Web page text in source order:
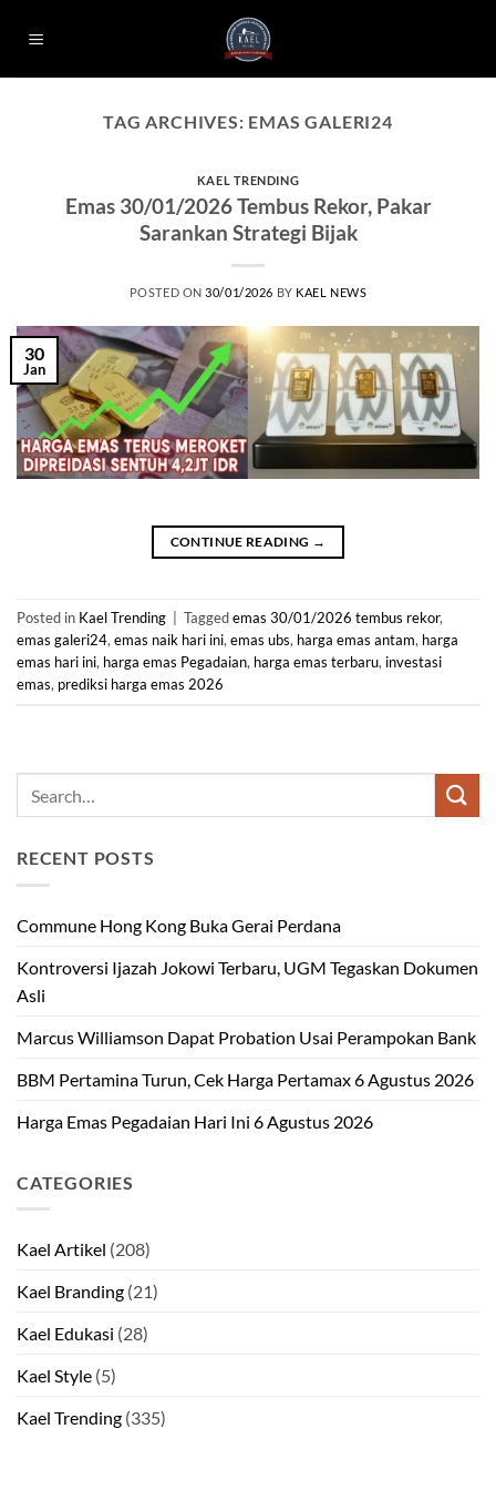
TAG ARCHIVES: EMAS GALERI24
KAEL TRENDING
Emas 30/01/2026 Tembus Rekor, Pakar
Sarankan Strategi Bijak
POSTED ON30/01/2026 BY KAEL NEWS
30
Jan
CONTINUE READING →
Posted in Kael Trending Taggedemas 30/01/2026 tembus rekor,
emas galeri24,emas naik hari ini,emas ubs, harga emas antam, harga
emas hari ini, harga emas Pegadaian, harga emas terbaru, investasi
emas, prediksi harga emas 2026
RECENT POSTS
Commune Hong Kong Buka Gerai Perdana
Kontroversi Ijazah Jokowi Terbaru, UGM Tegaskan Dokumen
Asli
Marcus Williamson Dapat Probation Usai Perampokan Bank
BBM Pertamina Turun, Cek Harga Pertamax 6 Agustus 2026
Harga Emas Pegadaian Hari Ini 6 Agustus 2026
CATEGORIES
Kael Artikel (208)
Kael Branding (21)
Kael Edukasi (28)
Kael Style (5)
Kael Trending (335)